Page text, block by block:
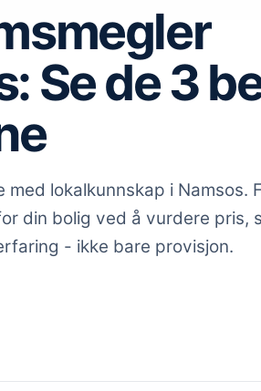
Se de 3
med lokalkunnskap i Namsos.
din bolig ved å vurdere pris,
- ikke bare provisjon.